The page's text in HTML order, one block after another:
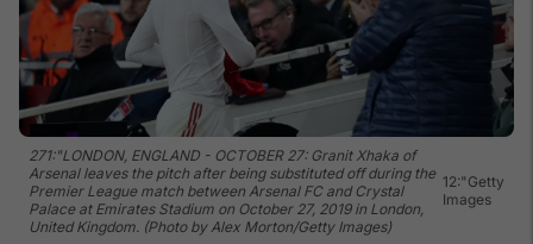
271:"LONDON, ENGLAND - OCTOBER 27: Granit Xhaka of
Arsenal leaves the pitch after being substituted off during the
Premier League match between Arsenal FC and Crystal
Palace at Emirates Stadium on October 27, 2019 in London,
United Kingdom. (Photo by Alex Morton/Getty Images)
12:"Getty
Images